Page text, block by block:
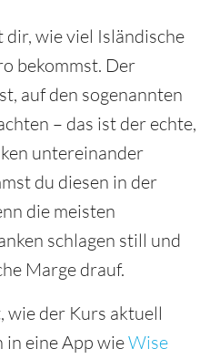
wie viel Isländische
bekommst. Der
auf den sogenannten
– das ist der echte,
untereinander
du diesen in der
die meisten
schlagen still und
Marge drauf.
wie der Kurs aktuell
in eine App wieWise